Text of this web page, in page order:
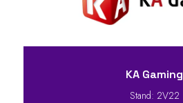
KA Gaming
Stand: 2V22